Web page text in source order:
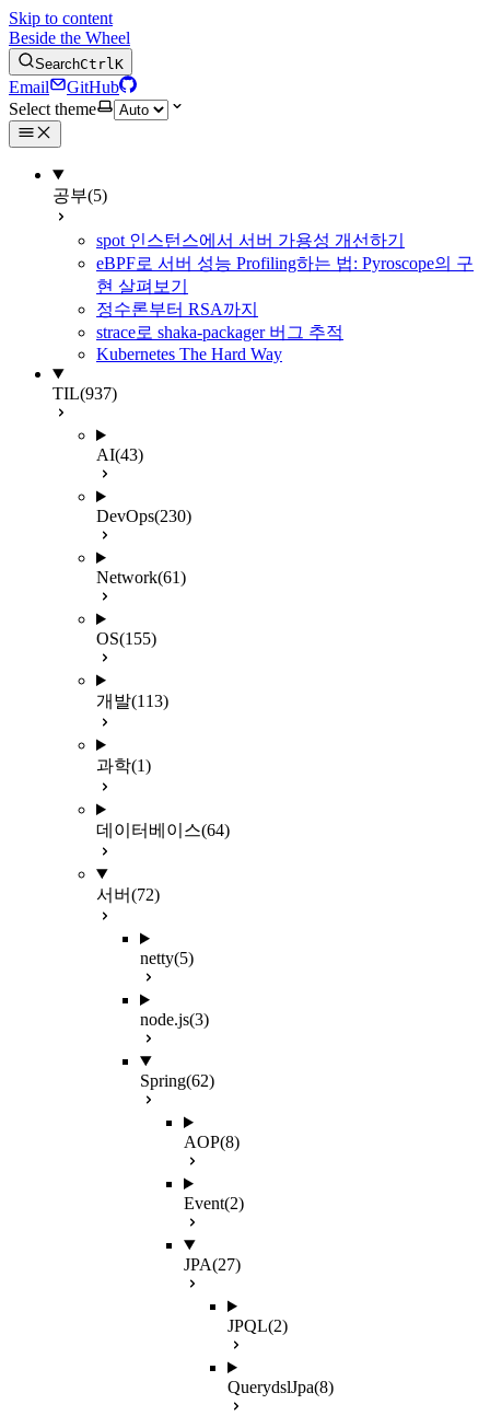
Skip to content
Beside the Wheel
SearchCtrlK
Email
GitHub
Select theme
공부(5)
spot 인스턴스에서 서버 가용성 개선하기
eBPF로 서버 성능 Profiling하는 법: Pyroscope의 구
현 살펴보기
정수론부터 RSA까지
strace로 shaka-packager 버그 추적
Kubernetes The Hard Way
TIL(937)
AI(43)
DevOps(230)
Network(61)
OS(155)
개발(113)
과학(1)
데이터베이스(64)
서버(72)
netty(5)
node.js(3)
Spring(62)
AOP(8)
Event(2)
JPA(27)
JPQL(2)
QuerydslJpa(8)